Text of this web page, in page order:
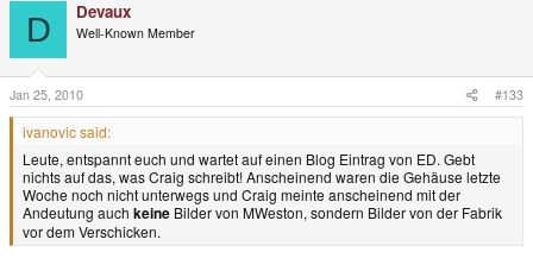
D Devaux
Well-Known Member
Jan 25, 2010 #133
ivanovic said:
Leute, entspannt euch und wartet auf einen Blog Eintrag von ED. Gebt
nichts auf das, was Craig schreibt! Anscheinend waren die Gehäuse letzte
Woche noch nicht unterwegs und Craig meinte anscheinend mit der
Andeutung auch keine Bilder von MWeston, sondern Bilder von der Fabrik
vor dem Verschicken.